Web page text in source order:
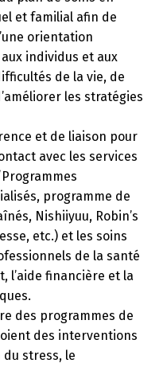
et familial afin de
orientation
individus et aux
de la vie, de
les stratégies
et de liaison pour
avec les services
programme de
Nishiiyuu, Robin’s
etc.) et les soins
de la santé
l’aide financière et la
des programmes de
des interventions
stress, le